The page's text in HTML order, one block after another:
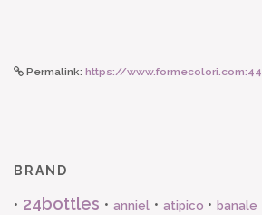
Permalink: https://www.formecolori.com:443/it_it/shop/cucina/piatti_in_porcellana/
BRAND
• 24bottles • anniel• atipico •banale